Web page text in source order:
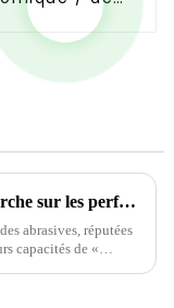
scie
Recherche sur les performances de meulage des bandes abrasives en nitrure de bore cubique (CBN)
abrasives, réputées
capacités de «